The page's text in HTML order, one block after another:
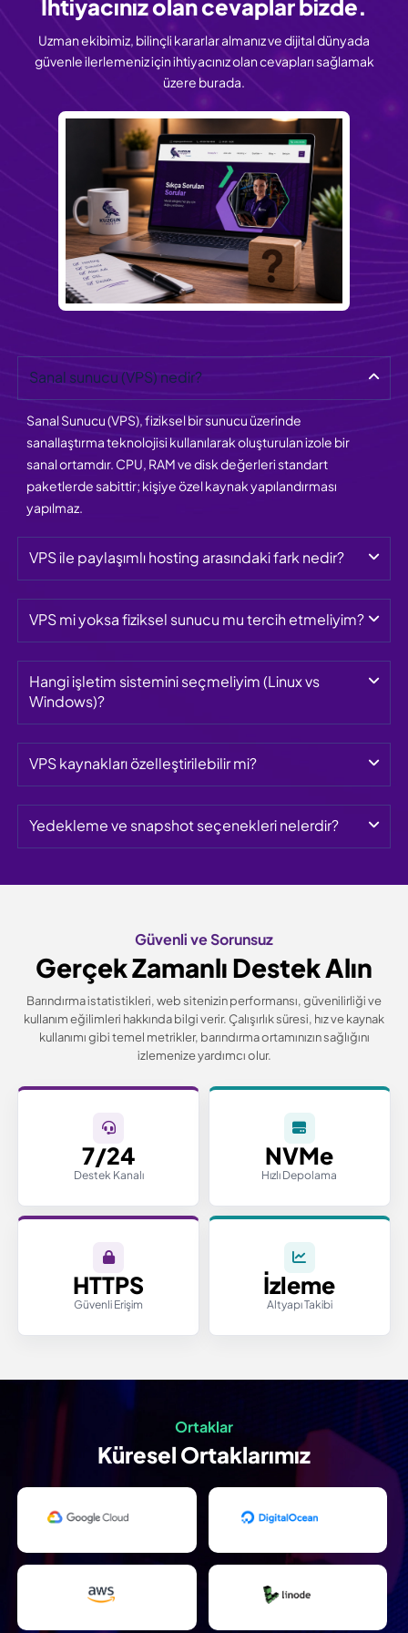
İhtiyacınız olancevaplar bizde.
Uzman ekibimiz, bilinçli kararlar almanız ve dijital dünyada
güvenle ilerlemeniz için ihtiyacınız olan cevapları sağlamak
üzere burada.
Sanal sunucu (VPS) nedir?
Sanal Sunucu (VPS), fiziksel bir sunucu üzerinde
sanallaştırma teknolojisi kullanılarak oluşturulan izole bir
sanal ortamdır. CPU, RAM ve disk değerleri standart
paketlerde sabittir; kişiye özel kaynak yapılandırması
yapılmaz.
VPS ile paylaşımlı hosting arasındaki fark nedir?
VPS mi yoksa fiziksel sunucu mu tercih etmeliyim?
Hangi işletim sistemini seçmeliyim (Linux vs
Windows)?
VPS kaynakları özelleştirilebilir mi?
Yedekleme ve snapshot seçenekleri nelerdir?
Güvenli ve Sorunsuz
Gerçek Zamanlı Destek Alın
Barındırma istatistikleri, web sitenizin performansı, güvenilirliği ve
kullanım eğilimleri hakkında bilgi verir. Çalışırlık süresi, hız ve kaynak
kullanımı gibi temel metrikler, barındırma ortamınızın sağlığını
izlemenize yardımcı olur.
7/24
Destek Kanalı
NVMe
Hızlı Depolama
HTTPS
Güvenli Erişim
İzleme
Altyapı Takibi
Ortaklar
Küresel Ortaklarımız